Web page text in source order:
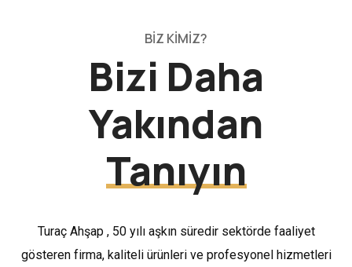
BİZ KİMİZ?
Bizi Daha
Yakından
Tanıyın
Turaç Ahşap , 50 yılı aşkın süredir sektörde faaliyet
gösteren firma, kaliteli ürünleri ve profesyonel hizmetleri